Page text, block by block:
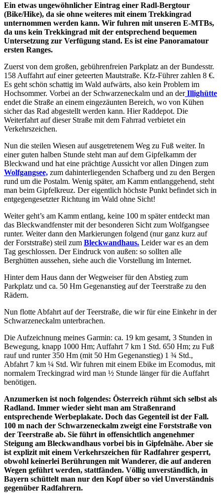
Ein etwas ungewöhnlicher Eintrag einer Radl-Bergtour
(Bike/Hike), da sie ohne weiteres mit einem Trekkingrad
unternommen werden kann. Wir fuhren mit unseren E-MTBs,
da uns kein Trekkingrad mit der entsprechend bequemen
Untersetzung zur Verfügung stand. Es ist eine Panoramatour
ersten Ranges.
Zuerst von dem großen, gebührenfreien Parkplatz an der Bundesstr.
158 Auffahrt auf einer geteerten Mautstraße. Kfz-Führer zahlen 8 €.
Es geht schön schattig im Wald aufwärts, also kein Problem im
Hochsommer. Vorbei an der Schwarzeneckalm und an derIllighütte
endet die Straße an einem eingezäunten Bereich, wo von Kühen
sicher das Rad abgestellt werden kann. Hier Raddepot. Die
Weiterfahrt auf dieser Straße mit dem Fahrrad verbietet ein
Verkehrszeichen.
Nun die steilen Wiesen auf ausgetretenem Weg zu Fuß weiter. In
einer guten halben Stunde steht man auf dem Gipfelkamm der
Bleckwand und hat eine prächtige Aussicht vor allen Dingen zum
Wolfgangsee, zum dahinterliegenden Schafberg und zu den Bergen
rund um die Postalm. Wenig später, am Kamm entlanggehend, steht
man beim Gipfelkreuz. Der eigentlich höchste Punkt befindet sich in
entgegengesetzter Richtung im Wald ohne Sicht!
Weiter geht’s am Kamm entlang, keine 100 m später entdeckt man
das Bleckwandfenster mit der besonderen Sicht zum Wolfgangsee
runter. Weiter dann den Markierungen folgend (nur ganz kurz auf
der Forststraße) steil zum Bleckwandhaus. Leider war es an dem
Tag geschlossen. Der Eindruck von außen: so sollten alle
Berghütten aussehen, siehe auch die Vorstellung im Internet.
Hinter dem Haus dann der Wegweiser für den Abstieg zum
Parkplatz und ca. 50 Hm Gegenanstieg auf der Teerstraße zu den
Rädern.
Nun flotte Abfahrt auf der Teerstraße, die wir für eine Einkehr in der
Schwarzeneckalm unterbrachen.
Die Aufzeichnung meines Garmin: ca. 19 km gesamt, 3 Stunden in
Bewegung, knapp 1000 Hm; Auffahrt 7 km 1 Std. 650 Hm; zu Fuß
rauf und runter 350 Hm (mit 50 Hm Gegenanstieg) 1 ¾ Std.,
Abfahrt 7 km ¼ Std. Wir fuhren mit einem Ebike im Ecomodus, mit
normalem Treckingrad wird man ½ Stunde länger für die Auffahrt
benötigen.
Anzumerken ist noch folgendes: Österreich rühmt sich selbst als
Radland. Immer wieder sieht man am Straßenrand
entsprechende Werbeplakate. Doch das Gegenteil ist der Fall.
100 m nach der Schwarzeneckalm zweigt eine Forststraße von
der Teerstraße ab. Sie führt in offensichtlich angenehmer
Steigung am Bleckwandhaus vorbei bis in Gipfelnähe. Aber sie
ist explizit mit einem Verkehrszeichen für Radfahrer gesperrt,
obwohl keinerlei Berührungen mit Wanderer, die auf anderen
Wegen geführt werden, stattfänden. Völlig unverständlich, in
Bayern schüttelt man nur den Kopf über so viel Unverständnis
gegenüber Radfahrern.